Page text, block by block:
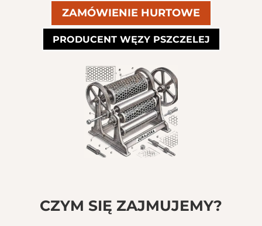
ZAMÓWIENIE HURTOWE
PRODUCENT WĘZY PSZCZELEJ
CZYM SIĘ ZAJMUJEMY?